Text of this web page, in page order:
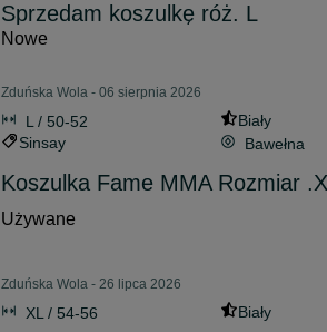
Sprzedam koszulkę róż. L
Nowe
Zduńska Wola - 06 sierpnia 2026
L / 50-52
Biały
Sinsay
Bawełna
Koszulka Fame MMA Rozmiar
Używane
Zduńska Wola - 26 lipca 2026
XL / 54-56 Biały